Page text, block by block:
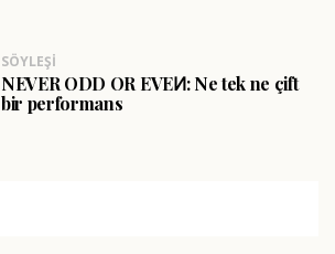
SÖYLEŞI
NEVER ODD OR EVEͶ: Ne tek ne çift
bir performans